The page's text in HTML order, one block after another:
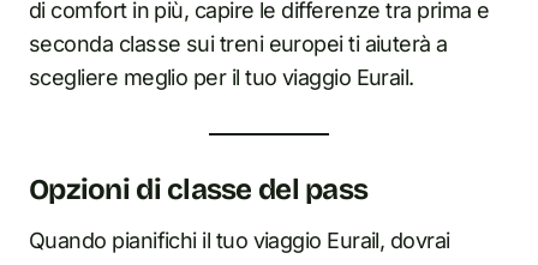
di comfort in più, capire le differenze tra prima e
seconda classe sui treni europei ti aiuterà a
scegliere meglio per il tuo viaggio Eurail.
Opzioni di classe del pass
Quando pianifichi il tuo viaggio Eurail, dovrai